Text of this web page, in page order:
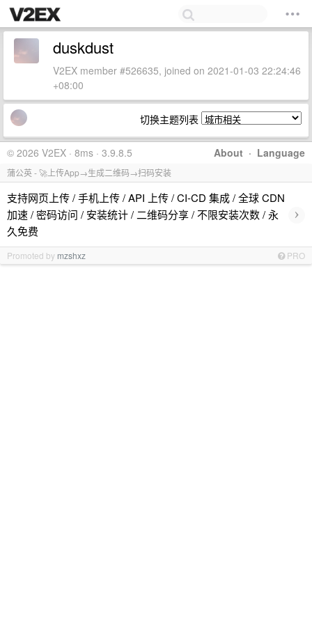
duskdust
V2EX member #526635, joined on 2021-01-03 22:24:46
+08:00
切换主题列表
About · Language
© 2026 V2EX · 8ms · 3.9.8.5
蒲公英 - 🚀上传App→生成二维码→扫码安装
支持网页上传 / 手机上传 / API 上传 / CI-CD 集成 / 全球 CDN
加速 / 密码访问 / 安装统计 / 二维码分享 / 不限安装次数 / 永
久免费
›
Promoted by mzshxz PRO